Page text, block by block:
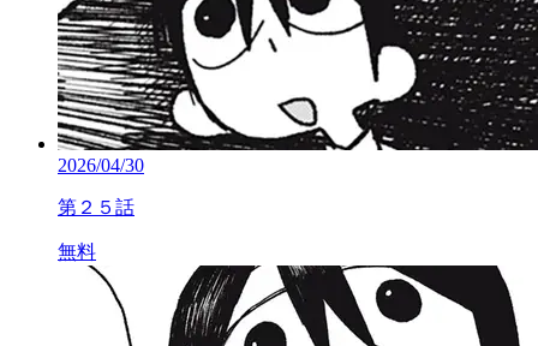
2026/04/30
第２５話
無料